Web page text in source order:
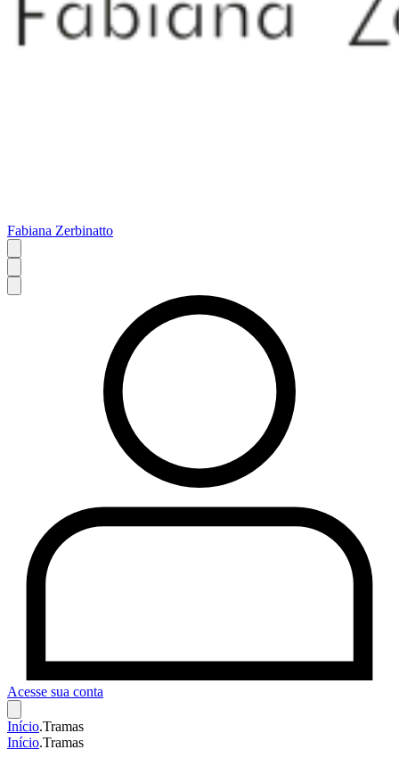
Fabiana Zerbinatto
Acesse sua conta
Início.Tramas
Início.Tramas